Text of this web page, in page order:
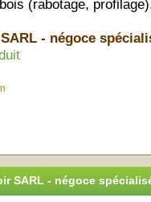
(rabotage,
- négoce
SARL - négoce